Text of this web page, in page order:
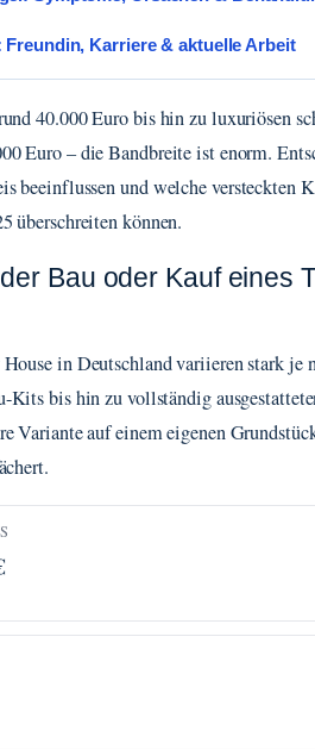
Karriere & aktuelle Arbeit
40.000 Euro bis hin zu luxuriösen
Euro – die Bandbreite ist enorm.
beeinflussen und welche versteckten
überschreiten können.
Bau oder Kauf eines
in Deutschland variieren stark je
Kits bis hin zu vollständig
Variante auf einem eigenen